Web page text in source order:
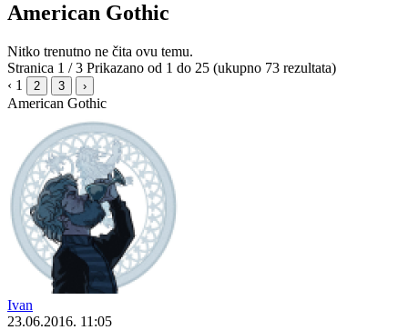
American Gothic
Nitko trenutno ne čita ovu temu.
Stranica 1 / 3 Prikazano od 1 do 25 (ukupno 73 rezultata)
‹ 1 2 3 ›
American Gothic
Ivan
23.06.2016. 11:05